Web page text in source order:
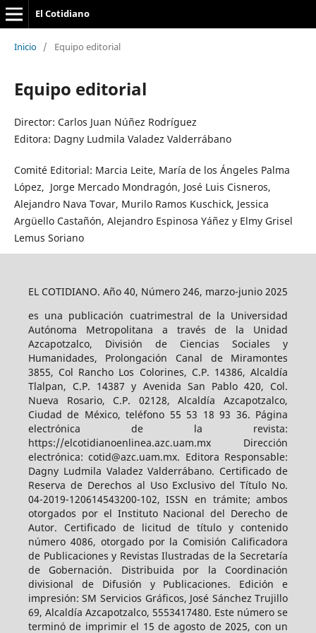
El Cotidiano
Inicio / Equipo editorial
Equipo editorial
Director: Carlos Juan Núñez Rodríguez
Editora: Dagny Ludmila Valadez Valderrábano
Comité Editorial: Marcia Leite, María de los Ángeles Palma
López, Jorge Mercado Mondragón, José Luis Cisneros,
Alejandro Nava Tovar, Murilo Ramos Kuschick, Jessica
Argüello Castañón, Alejandro Espinosa Yáñez y Elmy Grisel
Lemus Soriano
EL COTIDIANO. Año 40, Número 246, marzo-junio 2025
es una publicación cuatrimestral de la Universidad
Autónoma Metropolitana a través de la Unidad
Azcapotzalco, División de Ciencias Sociales y
Humanidades, Prolongación Canal de Miramontes
3855, Col Rancho Los Colorines, C.P. 14386, Alcaldía
Tlalpan, C.P. 14387 y Avenida San Pablo 420, Col.
Nueva Rosario, C.P. 02128, Alcaldía Azcapotzalco,
Ciudad de México, teléfono 55 53 18 93 36. Página
electrónica de la revista:
https://elcotidianoenlinea.azc.uam.mx Dirección
electrónica: cotid@azc.uam.mx. Editora Responsable:
Dagny Ludmila Valadez Valderrábano. Certificado de
Reserva de Derechos al Uso Exclusivo del Título No.
04-2019-120614543200-102, ISSN en trámite; ambos
otorgados por el Instituto Nacional del Derecho de
Autor. Certificado de licitud de título y contenido
número 4086, otorgado por la Comisión Calificadora
de Publicaciones y Revistas Ilustradas de la Secretaría
de Gobernación. Distribuida por la Coordinación
divisional de Difusión y Publicaciones. Edición e
impresión: SM Servicios Gráficos, José Sánchez Trujillo
69, Alcaldía Azcapotzalco, 5553417480. Este número se
terminó de imprimir el 15 de agosto de 2025, con un